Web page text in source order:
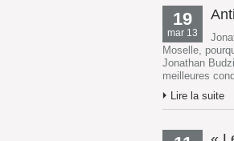
19
mar 13
Moselle,
Jonathan
meilleures
Lire la suite